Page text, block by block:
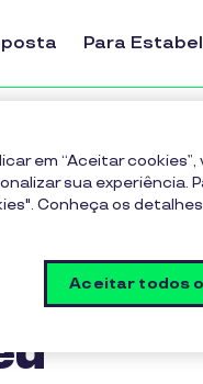
Para
o meu reembolso
Cultura
em “Aceitar
sua experiência.
Conheça os
Aceitar todos